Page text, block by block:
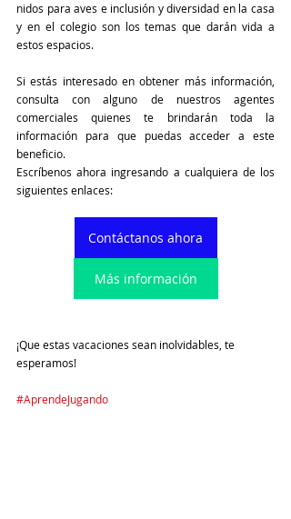
nidos para aves e inclusión y diversidad en la casa
y en el colegio son los temas que darán vida a
estos espacios.
Si estás interesado en obtener más información,
consulta con alguno de nuestros agentes
comerciales quienes te brindarán toda la
información para que puedas acceder a este
beneficio.
Escríbenos ahora ingresando a cualquiera de los
siguientes enlaces:
Contáctanos ahora
Más información
¡Que estas vacaciones sean inolvidables, te
esperamos!
#AprendeJugando